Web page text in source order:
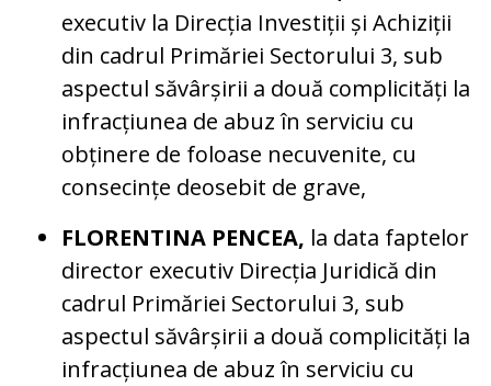
executiv la Direcția Investiții și Achiziții
din cadrul Primăriei Sectorului 3, sub
aspectul săvârșirii a două complicități la
infracțiunea de abuz în serviciu cu
obținere de foloase necuvenite, cu
consecințe deosebit de grave,
FLORENTINA PENCEA, la data faptelor
director executiv Direcția Juridică din
cadrul Primăriei Sectorului 3, sub
aspectul săvârșirii a două complicități la
infracțiunea de abuz în serviciu cu